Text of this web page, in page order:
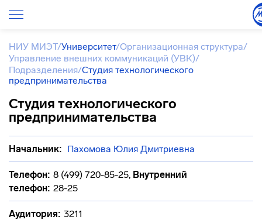
НИУ МИЭТ/Университет/Организационная структура/
Управление внешних коммуникаций (УВК)/
Подразделения/Студия технологического
предпринимательства
Студия технологического
предпринимательства
Начальник: Пахомова Юлия Дмитриевна
Телефон: 8 (499) 720-85-25, Внутренний
телефон: 28-25
Аудитория: 3211